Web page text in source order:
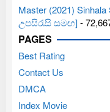
Master (2021)
උපසිරැසි සමඟ]-
PAGES
Best Rating
Contact Us
DMCA
Index Movie